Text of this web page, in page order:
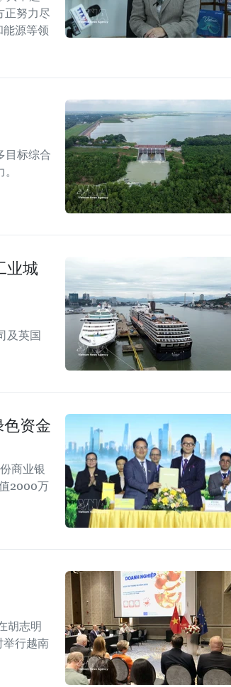
正努力尽
源等领
目标综合
业城
及英国
资金
商业银
2000万
胡志明
举行越南